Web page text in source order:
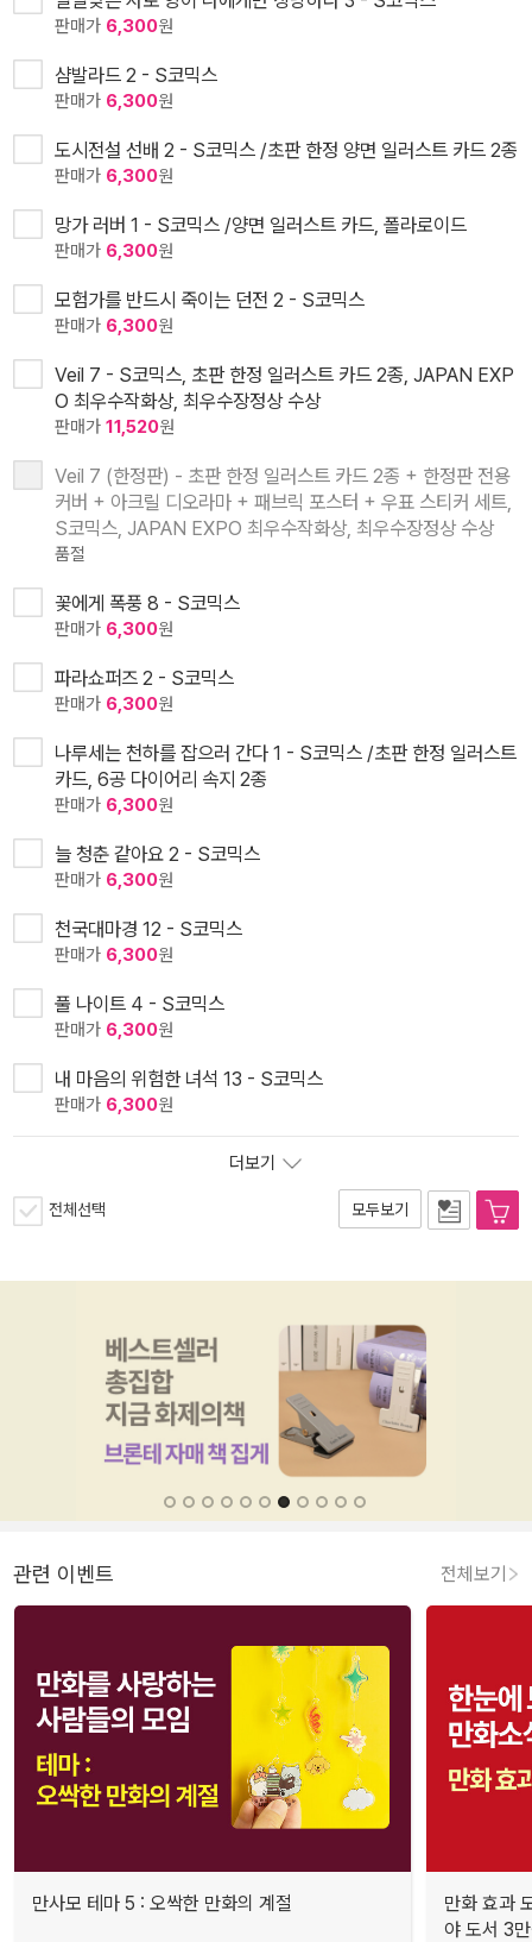
판매가 6,300원
샴발라드 2 - S코믹스
판매가 6,300원
도시전설 선배 2 - S코믹스 /초판 한정 양면 일러스트 카드 2종
판매가 6,300원
망가 러버 1 - S코믹스 /양면 일러스트 카드, 폴라로이드
판매가 6,300원
모험가를 반드시 죽이는 던전 2 - S코믹스
판매가 6,300원
Veil 7 - S코믹스, 초판 한정 일러스트 카드 2종, JAPAN EXP
O 최우수작화상, 최우수장정상 수상
판매가 11,520원
Veil 7 (한정판) - 초판 한정 일러스트 카드 2종 + 한정판 전용
커버 + 아크릴 디오라마 + 패브릭 포스터 + 우표 스티커 세트,
S코믹스, JAPAN EXPO 최우수작화상, 최우수장정상 수상
품절
꽃에게 폭풍 8 - S코믹스
판매가 6,300원
파라쇼퍼즈 2 - S코믹스
판매가 6,300원
나루세는 천하를 잡으러 간다 1 - S코믹스 /초판 한정 일러스트
카드, 6공 다이어리 속지 2종
판매가 6,300원
늘 청춘 같아요 2 - S코믹스
판매가 6,300원
천국대마경 12 - S코믹스
판매가 6,300원
풀 나이트 4 - S코믹스
판매가 6,300원
내 마음의 위험한 녀석 13 - S코믹스
판매가 6,300원
더보기
전체선택 모두보기
관련 이벤트 전체보기
만사모 테마 5 : 오싹한 만화의 계절
만화 효과
야 도서 3